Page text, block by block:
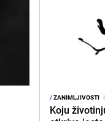
/ZANIMLJIVOSTI I
Koju